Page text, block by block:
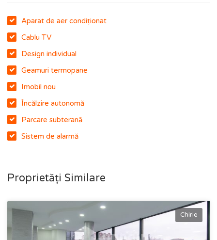
Aparat de aer condiționat
Cablu TV
Design individual
Geamuri termopane
Imobil nou
Încălzire autonomă
Parcare subterană
Sistem de alarmă
Proprietăți Similare
Chirie